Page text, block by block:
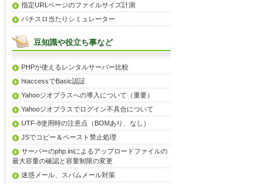
指定URLページのファイルサイズ計測
パチスロ当たりシミュレーター
豆知識や役立ち事など
PHPが使えるレンタルサーバー比較
htaccessでBasic認証
Yahooジオプラスへの導入について（重要）
Yahooジオプラスでログイン不具合について
UTF-8使用時の注意点（BOMあり、なし）
JSでコピー＆ペースト禁止処理
サーバーのphp.iniによるアップロードファイルの
最大容量の確認と容量制限の変更
迷惑メール、スパムメール対策